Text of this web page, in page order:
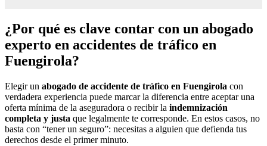
¿Por qué es clave contar con un abogado
experto en accidentes de tráfico en
Fuengirola?
Elegir un abogado de accidente de tráfico en Fuengirola con
verdadera experiencia puede marcar la diferencia entre aceptar una
oferta mínima de la aseguradora o recibir la indemnización
completa y justa que legalmente te corresponde. En estos casos, no
basta con “tener un seguro”: necesitas a alguien que defienda tus
derechos desde el primer minuto.